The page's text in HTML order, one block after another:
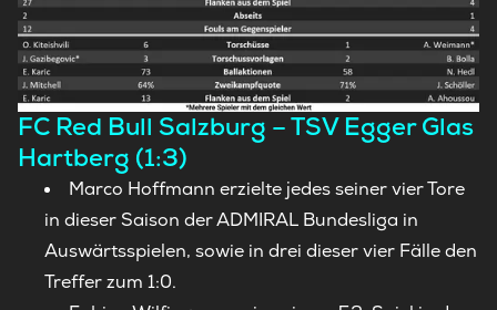
FC Red Bull Salzburg – TSV Egger Glas
Hartberg (1:3)
Marco Hoffmann erzielte jedes seiner vier Tore
in dieser Saison der ADMIRAL Bundesliga in
Auswärtsspielen, sowie in drei dieser vier Fälle den
Treffer zum 1:0.